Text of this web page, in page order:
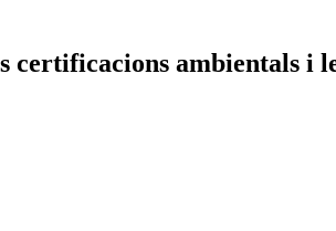
certificacions ambientals i